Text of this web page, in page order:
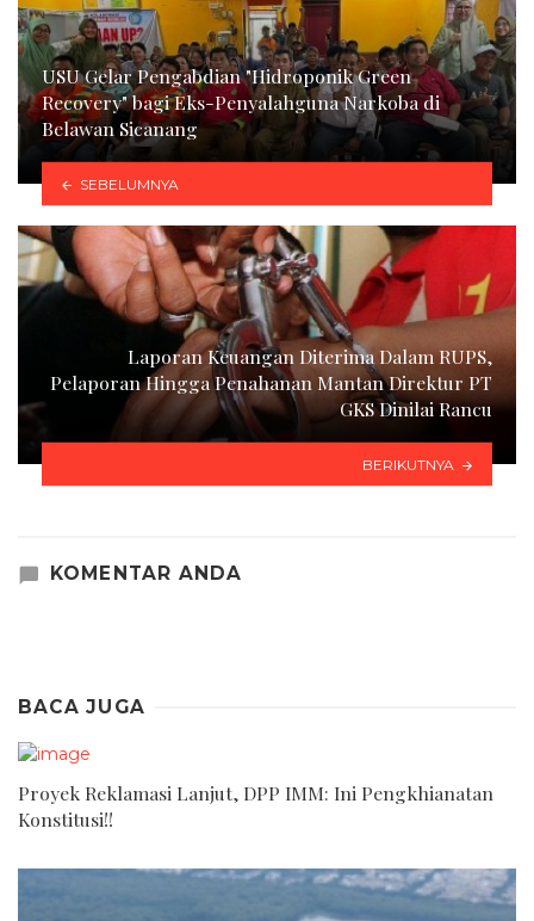
USU Gelar Pengabdian "Hidroponik Green
Recovery" bagi Eks-Penyalahguna Narkoba di
Belawan Sicanang
SEBELUMNYA
Laporan Keuangan Diterima Dalam RUPS,
Pelaporan Hingga Penahanan Mantan Direktur PT
GKS Dinilai Rancu
BERIKUTNYA
KOMENTAR ANDA
BACA JUGA
Proyek Reklamasi Lanjut, DPP IMM: Ini Pengkhianatan
Konstitusi!!